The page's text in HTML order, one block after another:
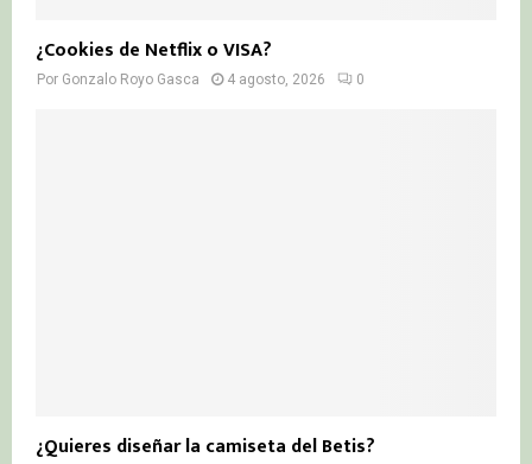
¿Cookies de Netflix o VISA?
Por Gonzalo Royo Gasca 4 agosto, 2026 0
¿Quieres diseñar la camiseta del Betis?